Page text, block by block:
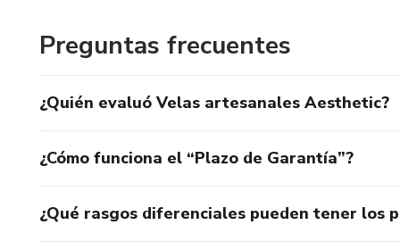
Preguntas frecuentes
¿Quién evaluó Velas artesanales Aesthetic?
¿Cómo funciona el “Plazo de Garantía”?
¿Qué rasgos diferenciales pueden tener los